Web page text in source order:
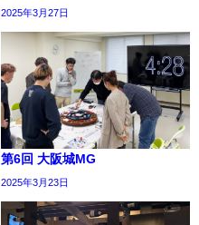
2025年3月27日
第6回 大阪城MG
2025年3月23日